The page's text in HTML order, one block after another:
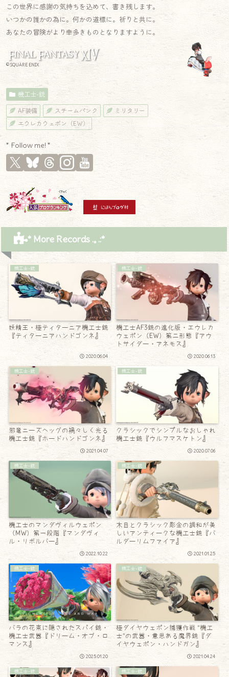
この世界に感謝の気持ちを込めて、書き残します。
いつかの誰かの為に。何かの道標に。祈りと共に。
あなたの冒険がより幸多きものとなりますように。
© SQUARE ENIX
機工士-銃
AF装備 スチームパンク
ミリタリー
エウレカウェポン（EW）
* Follow me! *
* More Records .｡.:*
機工士-銃
妖精王・極ティターニア機工士銃
『ティターニアハンドゴンネ』
2020.06.04
機工士-銃
機工士AF3銃の進化版・エウレカ
ウェポン（EW）第二形態『アウ
トサイダー・アネモス』
2020.06.13
機工士-銃
邪竜ニーズヘッグの禍々しく光る
機工士銃『ホードハンドゴンネ』
2021.04.07
機工士-銃
クラシックでシンプルなおしゃれ
機工士銃『ウルフマスケトン』
2020.07.06
機工士-銃
機工士のマンダヴィルウェポン
（MW）第一段階『マンダヴィ
ル・リボルバー』
2022.10.22
機工士-銃
木目とクラシック彫金の調和が美
しいアンティークな機工士銃『バ
ルダーリムファイア』
2021.01.25
機工士-銃
バラの花束に隠されたスパイ銃・
機工士武器『ドリーム・オブ・ロ
マンス』
2025.01.20
機工士-銃
極ダイヤウェポン捕獲作戦 “機工
士”の武器・意思ある魔界銃『ダ
イヤウェポン・ハンドガン』
2021.04.24
機工士-銃 機工士-銃